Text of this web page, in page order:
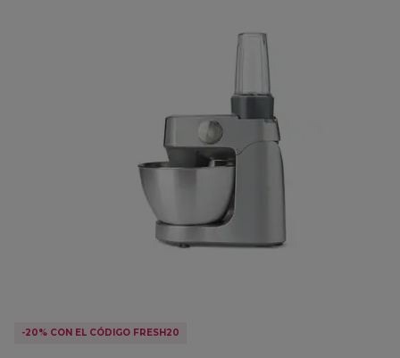
-20% CON EL CÓDIGO FRESH20